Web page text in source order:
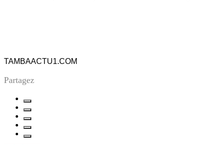
TAMBAACTU1.COM
Partagez